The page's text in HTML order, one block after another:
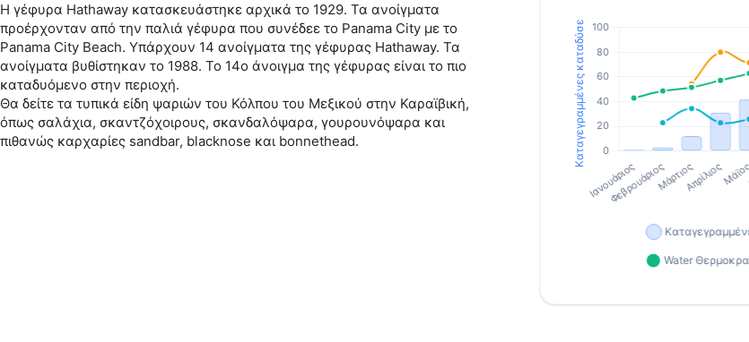
Η γέφυρα Hathaway κατασκευάστηκε αρχικά το 1929. Τα ανοίγματα
προέρχονταν από την παλιά γέφυρα που συνέδεε το Panama City με το
Panama City Beach. Υπάρχουν 14 ανοίγματα της γέφυρας Hathaway. Τα
ανοίγματα βυθίστηκαν το 1988. Το 14ο άνοιγμα της γέφυρας είναι το πιο
καταδυόμενο στην περιοχή.
Θα δείτε τα τυπικά είδη ψαριών του Κόλπου του Μεξικού στην Καραϊβική,
όπως σαλάχια, σκαντζόχοιρους, σκανδαλόψαρα, γουρουνόψαρα και
πιθανώς καρχαρίες sandbar, blacknose και bonnethead.